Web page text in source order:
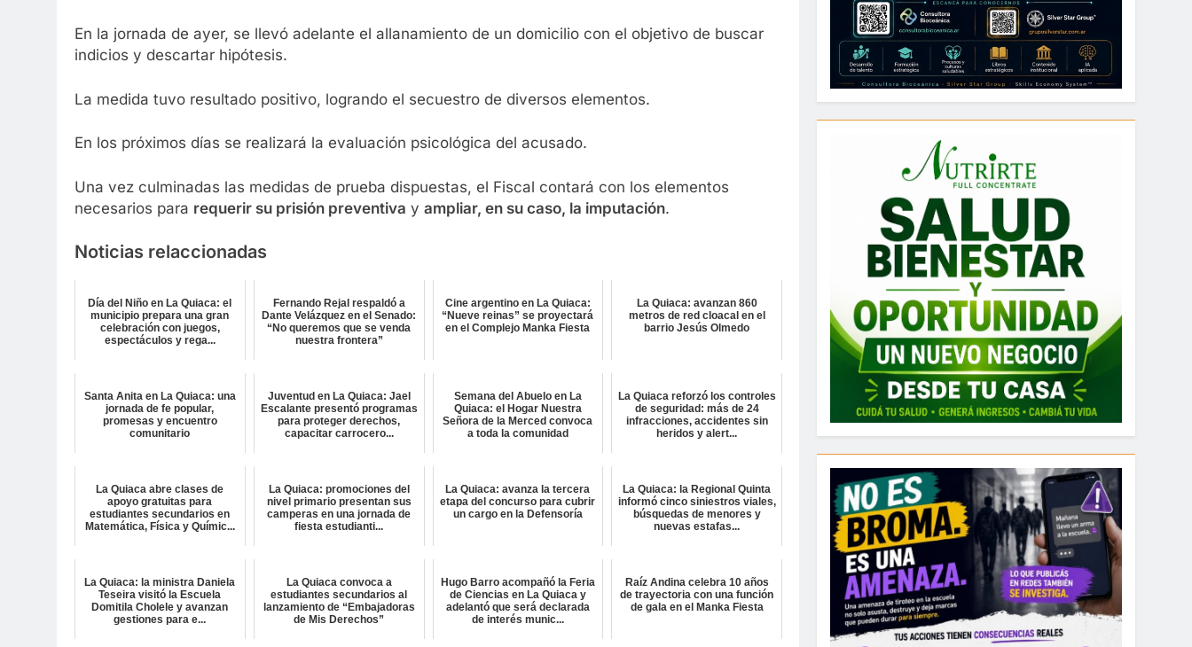
En la jornada de ayer, se llevó adelante el allanamiento de un domicilio con el objetivo de buscar
indicios y descartar hipótesis.
La medida tuvo resultado positivo, logrando el secuestro de diversos elementos.
En los próximos días se realizará la evaluación psicológica del acusado.
Una vez culminadas las medidas de prueba dispuestas, el Fiscal contará con los elementos
necesarios para requerir su prisión preventiva y ampliar, en su caso, la imputación.
Noticias relaccionadas
Día del Niño en La Quiaca: el
municipio prepara una gran
celebración con juegos,
espectáculos y rega...
Fernando Rejal respaldó a
Dante Velázquez en el Senado:
“No queremos que se venda
nuestra frontera”
Cine argentino en La Quiaca:
“Nueve reinas” se proyectará
en el Complejo Manka Fiesta
La Quiaca: avanzan 860
metros de red cloacal en el
barrio Jesús Olmedo
Santa Anita en La Quiaca: una
jornada de fe popular,
promesas y encuentro
comunitario
Juventud en La Quiaca: Jael
Escalante presentó programas
para proteger derechos,
capacitar carrocero...
Semana del Abuelo en La
Quiaca: el Hogar Nuestra
Señora de la Merced convoca
a toda la comunidad
La Quiaca reforzó los controles
de seguridad: más de 24
infracciones, accidentes sin
heridos y alert...
La Quiaca abre clases de
apoyo gratuitas para
estudiantes secundarios en
Matemática, Física y Químic...
La Quiaca: promociones del
nivel primario presentan sus
camperas en una jornada de
fiesta estudianti...
La Quiaca: avanza la tercera
etapa del concurso para cubrir
un cargo en la Defensoría
La Quiaca: la Regional Quinta
informó cinco siniestros viales,
búsquedas de menores y
nuevas estafas...
La Quiaca: la ministra Daniela
Teseira visitó la Escuela
Domitila Cholele y avanzan
gestiones para e...
La Quiaca convoca a
estudiantes secundarios al
lanzamiento de “Embajadoras
de Mis Derechos”
Hugo Barro acompañó la Feria
de Ciencias en La Quiaca y
adelantó que será declarada
de interés munic...
Raíz Andina celebra 10 años
de trayectoria con una función
de gala en el Manka Fiesta